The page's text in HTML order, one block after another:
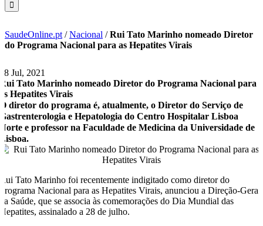
SaudeOnline.pt /Nacional /Rui Tato Marinho nomeado Diretor
do Programa Nacional para as Hepatites Virais
28 Jul, 2021
Rui Tato Marinho nomeado Diretor do Programa Nacional para
as Hepatites Virais
O diretor do programa é, atualmente, o Diretor do Serviço de
Gastrenterologia e Hepatologia do Centro Hospitalar Lisboa
Norte e professor na Faculdade de Medicina da Universidade de
Lisboa.
Rui Tato Marinho foi recentemente indigitado como diretor do
Programa Nacional para as Hepatites Virais, anunciou a Direção-Geral
da Saúde, que se associa às comemorações do Dia Mundial das
Hepatites, assinalado a 28 de julho.